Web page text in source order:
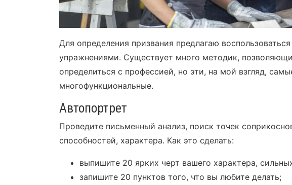
Для определения призвания предлагаю
упражнениями. Существует много методик,
определиться с профессией, но эти, на мой взгляд,
многофункциональные.
Автопортрет
Проведите письменный анализ, поиск точек
способностей, характера. Как это сделать:
выпишите 20 ярких черт вашего характера,
запишите 20 пунктов того, что вы любите делать;